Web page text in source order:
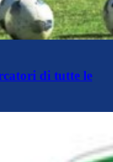
di tutte le